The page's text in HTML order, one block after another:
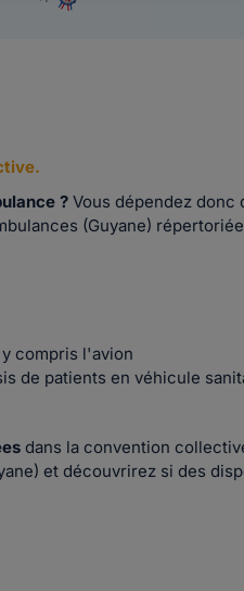
? Vous dépendez donc
(Guyane)
compris l'avion
de patients en véhicule
dans la convention
et découvrirez si des